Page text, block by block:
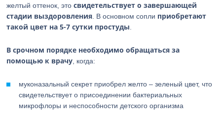
желтый оттенок, этосвидетельствует о завершающей
стадии выздоровления . В основном сопли приобретают
такой цвет на 5-7 сутки простуды
В срочном порядке необходимо обращаться за
помощью к врачу , когда:
муконазальный секрет приобрел желто – зеленый цвет, что
свидетельствует о присоединении бактериальных
микрофлоры и неспособности детского организма